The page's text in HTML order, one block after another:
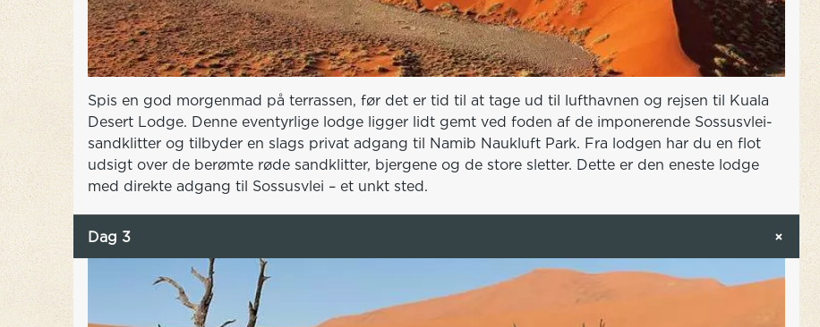
Spis en god morgenmad på terrassen, før det er tid til at tage ud til lufthavnen og rejsen til Kuala
Desert Lodge. Denne eventyrlige lodge ligger lidt gemt ved foden af de imponerende Sossusvlei-
sandklitter og tilbyder en slags privat adgang til Namib Naukluft Park. Fra lodgen har du en flot
udsigt over de berømte røde sandklitter, bjergene og de store sletter. Dette er den eneste lodge
med direkte adgang til Sossusvlei – et unkt sted.
Dag 3